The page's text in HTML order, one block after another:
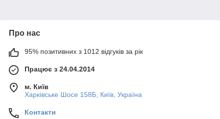
Про нас
95% позитивних з 1012 відгуків за рік
Працює з 24.04.2014
м. Київ
Харківське Шосе 158Б, Київ, Україна
Контакти